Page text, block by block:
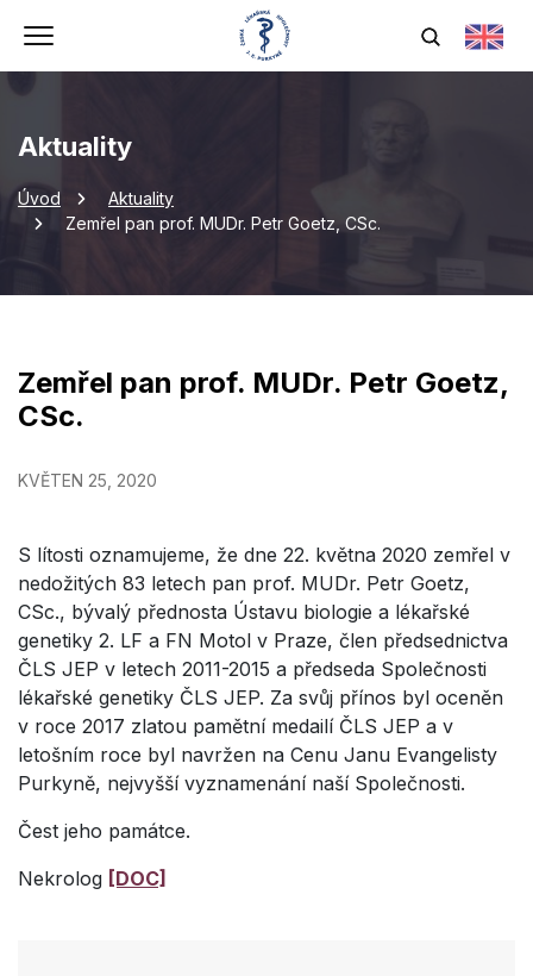
Aktuality
Úvod
Aktuality
Zemřel pan prof. MUDr. Petr Goetz, CSc.
Zemřel pan prof. MUDr. Petr Goetz,
CSc.
KVĚTEN 25, 2020
S lítosti oznamujeme, že dne 22. května 2020 zemřel v
nedožitých 83 letech pan prof. MUDr. Petr Goetz,
CSc., bývalý přednosta Ústavu biologie a lékařské
genetiky 2. LF a FN Motol v Praze, člen předsednictva
ČLS JEP v letech 2011-2015 a předseda Společnosti
lékařské genetiky ČLS JEP. Za svůj přínos byl oceněn
v roce 2017 zlatou pamětní medailí ČLS JEP a v
letošním roce byl navržen na Cenu Janu Evangelisty
Purkyně, nejvyšší vyznamenání naší Společnosti.
Čest jeho památce.
Nekrolog [DOC]